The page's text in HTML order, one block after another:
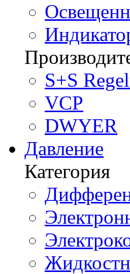
S+S
VCP
DWYER
Давление
Категория